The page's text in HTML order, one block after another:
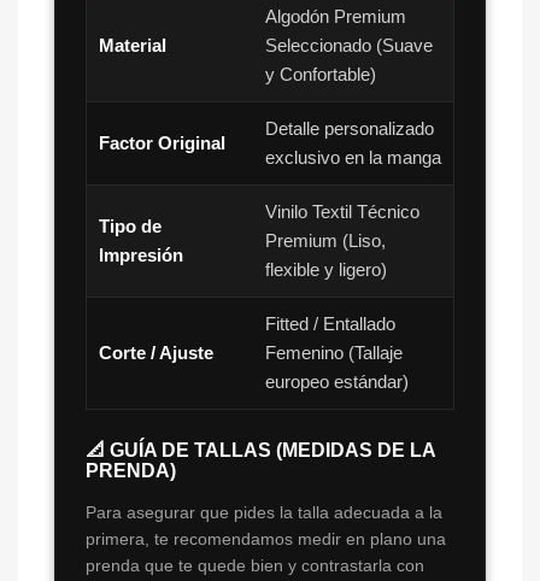
Material
Algodón Premium
Seleccionado (Suave
y Confortable)
Factor Original
Detalle personalizado
exclusivo en la manga
Tipo de
Impresión
Vinilo Textil Técnico
Premium (Liso,
flexible y ligero)
Corte / Ajuste
Fitted / Entallado
Femenino (Tallaje
europeo estándar)
📐 GUÍA DE TALLAS (MEDIDAS DE LA
PRENDA)
Para asegurar que pides la talla adecuada a la
primera, te recomendamos medir en plano una
prenda que te quede bien y contrastarla con